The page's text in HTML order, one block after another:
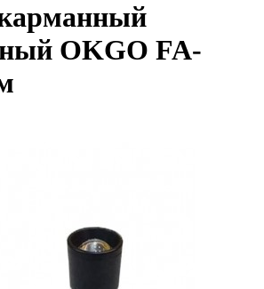
OKGO FA-